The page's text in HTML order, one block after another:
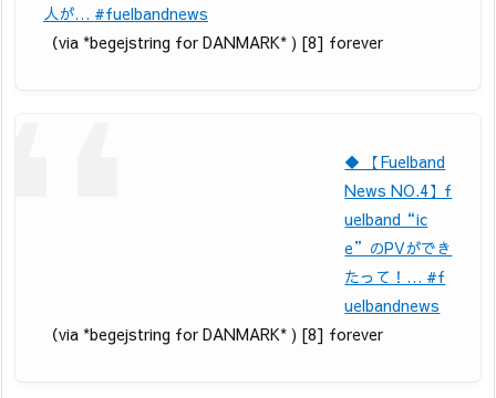
人が… #fuelbandnews
（via *begejstring for DANMARK* ) [8] forever
◆ 【Fuelband
News NO.4】f
uelband“ic
e”のPVができ
たって！… #f
uelbandnews
（via *begejstring for DANMARK* ) [8] forever